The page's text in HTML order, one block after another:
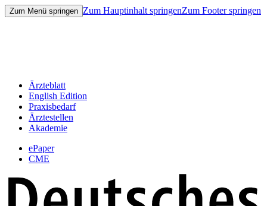
Zum Menü springen Zum Hauptinhalt springenZum Footer springen
Ärzteblatt
English Edition
Praxisbedarf
Ärztestellen
Akademie
ePaper
CME